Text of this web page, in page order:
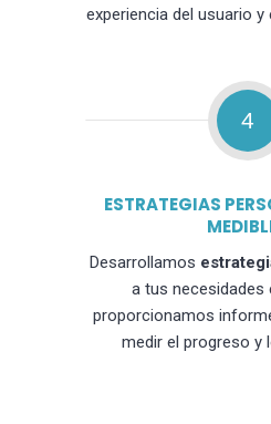
experiencia del usuario y
4
ESTRATEGIAS
Desarrollamos
a tus necesidades
proporcionamos
medir el progreso y